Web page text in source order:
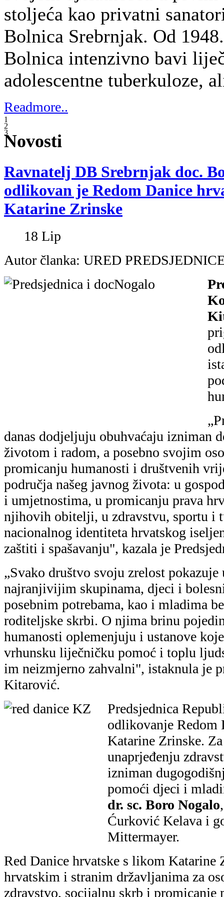
18 Lip
Autor članka: URED
životom i radom, a posebno svojim
promicanju humanosti i društvenih
područja našeg javnog života: u
i umjetnostima, u promicanju prava
njihovih obitelji, u zdravstvu, sportu i
nacionalnog identiteta hrvatskog
zaštiti i spašavanju", kazala je
„Svako društvo svoju zrelost
najranjivijim skupinama, djeci i
posebnim potrebama, kao i mladima
humanosti oplemenjuju i ustanove
vrhunsku liječničku pomoć i toplu
im neizmjerno zahvalni", istaknula je
Kitarović.
Predsjednica
odlikovanje
Katarine Zrinske.
unaprjeđenju
pomoći djeci i
dr. sc. Boro Nogalo
Ćurković Kelava i
Mittermayer.
Red Danice hrvatske s likom Katarine
hrvatskim i stranim državljanima za
zdravstvo, socijalnu skrb i promicanje
vrednota.